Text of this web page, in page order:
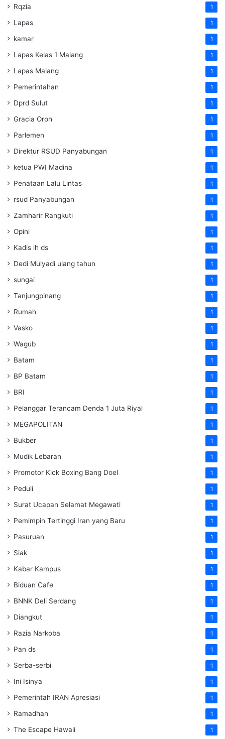
Rqzia 1
Lapas 1
kamar 1
Lapas Kelas 1 Malang 1
Lapas Malang 1
Pemerintahan 1
Dprd Sulut 1
Gracia Oroh 1
Parlemen 1
Direktur RSUD Panyabungan 1
ketua PWI Madina 1
Penataan Lalu Lintas 1
rsud Panyabungan 1
Zamharir Rangkuti 1
Opini 1
Kadis lh ds 1
Dedi Mulyadi ulang tahun 1
sungai 1
Tanjungpinang 1
Rumah 1
Vasko 1
Wagub 1
Batam 1
BP Batam 1
BRI 1
Pelanggar Terancam Denda 1 Juta Riyal 1
MEGAPOLITAN 1
Bukber 1
Mudik Lebaran 1
Promotor Kick Boxing Bang Doel 1
Peduli 1
Surat Ucapan Selamat Megawati 1
Pemimpin Tertinggi Iran yang Baru 1
Pasuruan 1
Siak 1
Kabar Kampus 1
Biduan Cafe 1
BNNK Deli Serdang 1
Diangkut 1
Razia Narkoba 1
Pan ds 1
Serba-serbi 1
Ini Isinya 1
Pemerintah IRAN Apresiasi 1
Ramadhan 1
The Escape Hawaii 1